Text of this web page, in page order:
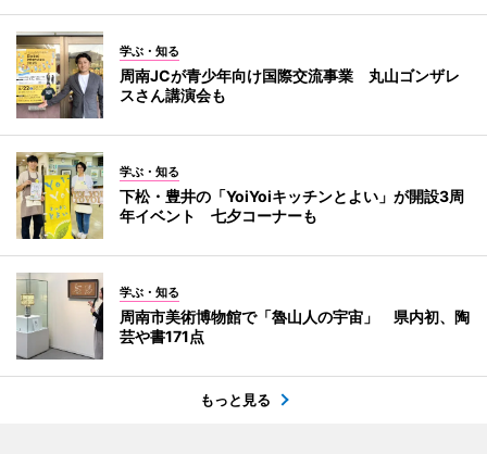
学ぶ・知る
周南JCが青少年向け国際交流事業 丸山ゴンザレ
スさん講演会も
学ぶ・知る
下松・豊井の「YoiYoiキッチンとよい」が開設3周
年イベント 七夕コーナーも
学ぶ・知る
周南市美術博物館で「魯山人の宇宙」 県内初、陶
芸や書171点
もっと見る